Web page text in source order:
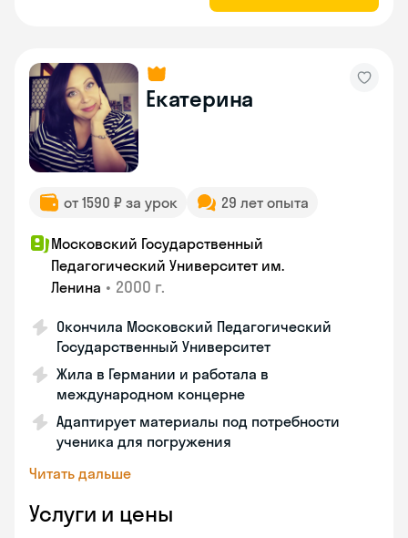
Екатерина
от 1590 ₽ за урок 29 лет опыта
Московский Государственный
Педагогический Университет им.
Ленина • 2000 г.
Окончила Московский Педагогический
Государственный Университет
Жила в Германии и работала в
международном концерне
Адаптирует материалы под потребности
ученика для погружения
Читать дальше
Услуги и цены